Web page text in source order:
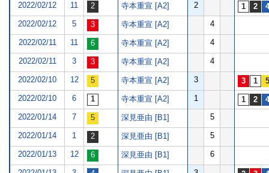
2022/02/12 11 寺本重宣 [A2] 2
2022/02/12 5 寺本重宣 [A2] 4
2022/02/11 11 寺本重宣 [A2] 4
2022/02/11 3 寺本重宣 [A2] 4
2022/02/10 12 寺本重宣 [A2] 3
2022/02/10 6 寺本重宣 [A2] 1
2022/01/14 7 深見亜由 [B1] 5
2022/01/14 1 深見亜由 [B1] 5
2022/01/13 12 深見亜由 [B1] 6